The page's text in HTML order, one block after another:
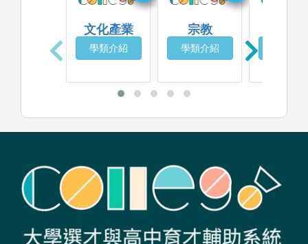
文化產業
學類介紹
宗教
學類介紹